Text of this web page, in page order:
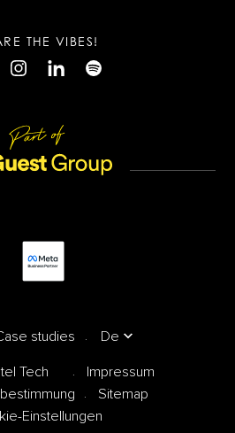
THE VIBES!
studies De
Tech
Impressum
Sitemap
Einstellungen